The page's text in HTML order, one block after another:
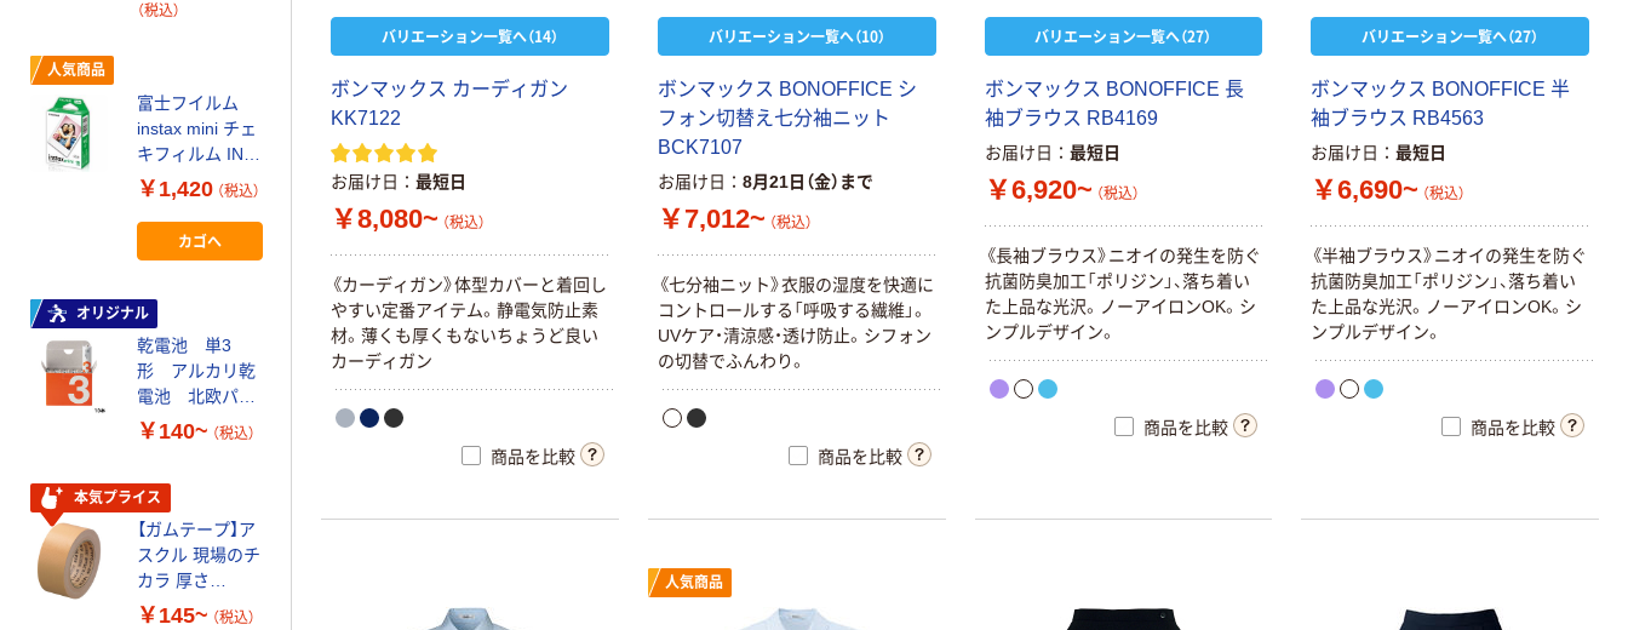
バリエーション一覧へ（14）
ボ ンマ ック ス カーディ ガ ン
KK7122
お届け日 最短日
￥8,080~ （税込）
《カーディ ガン》体型カ バーと着回 し
やすい定番アイテ ム。 静電気防止素
材。 薄く も厚く もないち ょ う ど良い
カーディ ガン
商品を比較
バリエーション一覧へ（10）
ボ ンマ ック ス BONOFFI CE シ
フ ォ ン切替え 七分袖ニ ッ ト
BCK7107
お届け日 8月21日（金）まで
￥7,012~ （税込）
《七分袖ニッ ト》衣服の湿度を快適に
コ ン ト ロールする 「呼吸する繊維」。
UVケア・清涼感・透け防止。 シフ ォ ン
の切替でふんわ り。
商品を比較
バリエーション一覧へ（27）
ボ ンマ ック ス BONOFFI CE 長
袖ブラ ウ ス RB4169
お届け日 最短日
￥6,920~ （税込）
《長袖ブラウス》ニオイの発生を防ぐ
抗菌防臭加工「ポ リ ジン 」 、落ち着い
た 上品な光沢。 ノ ーアイ ロ ンOK。 シ
ンプルデザイ ン。
商品を比較
バリエーション一覧へ（27）
ボ ンマ ック ス BONOFF ICE 半
袖ブラ ウ ス RB4563
お届け日 最短日
￥6,690~ （税込）
《半袖ブラウス》ニオイの発生を防ぐ
抗菌防臭加工「ポ リ ジン 」 、落ち着い
た 上品な光沢。 ノ ーアイ ロ ンOK。 シ
ンプルデザイ ン。
商品を比較
人気商品
（税込）
人気商品
富士フイルム
instax mini チェ
キフィルム INS
MINI JP1 1パッ
ク（10枚入り）
￥1,420 （税込）
カゴへ
オリジナル
乾電池 単3
形 アルカリ乾
電池 北欧パッ
ケージ アスク
￥140~ （税込）
本気プライス
【ガムテープ】ア
スクル 現場のチ
カラ 厚さ
0.22mm 布テー
￥145~ （税込）
電池 北欧パッ
ケージ アスク
￥140~
富士フイルム
INS MINI 13
￥12,100~
（税込）
オリジナル
アスクル 「現場
のチカラ」 養生
テープ
経口補水液 オー
￥124~
本気プライス
アスクル フラッ
トファイル エコ
ノミータイプ
製造）
￥115~ （税込）
本気プライス
キングジム テプ
ラ TEPRA
PRO【純正】テー
12mm幅 （黒文
字）
￥914~ （税込）
50×15mm
￥386~
富士フイルム
オリジナル
ケージ アスク
￥140~